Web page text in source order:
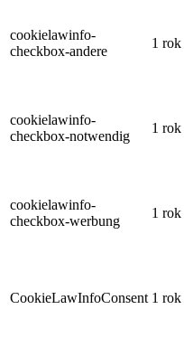
cookielawinfo-
checkbox-andere
1 rok
cookielawinfo-
checkbox-notwendig
1 rok
cookielawinfo-
checkbox-werbung
1 rok
CookieLawInfoConsent 1 rok